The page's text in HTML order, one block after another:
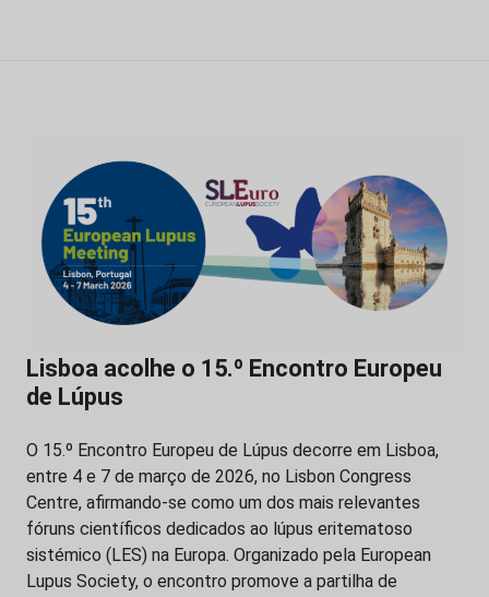
Lisboa acolhe o 15.º Encontro Europeu
de Lúpus
O 15.º Encontro Europeu de Lúpus decorre em Lisboa,
entre 4 e 7 de março de 2026, no Lisbon Congress
Centre, afirmando-se como um dos mais relevantes
fóruns científicos dedicados ao lúpus eritematoso
sistémico (LES) na Europa. Organizado pela European
Lupus Society, o encontro promove a partilha de